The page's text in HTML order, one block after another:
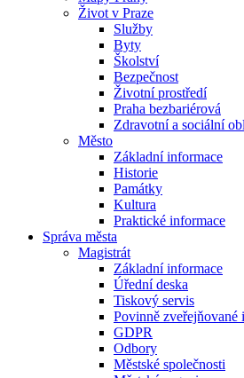
Život v Praze
Služby
Byty
Školství
Bezpečnost
Životní prostředí
Praha bezbariérová
Zdravotní a sociální
Město
Základní informace
Historie
Památky
Kultura
Praktické informace
Správa města
Magistrát
Základní informace
Úřední deska
Tiskový servis
Povinně zveřejňované
GDPR
Odbory
Městské společnosti